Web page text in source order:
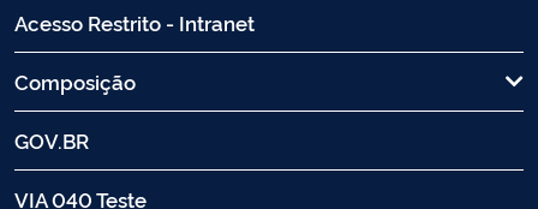
Acesso Restrito - Intranet
Composição
GOV.BR
VIA 040 Teste